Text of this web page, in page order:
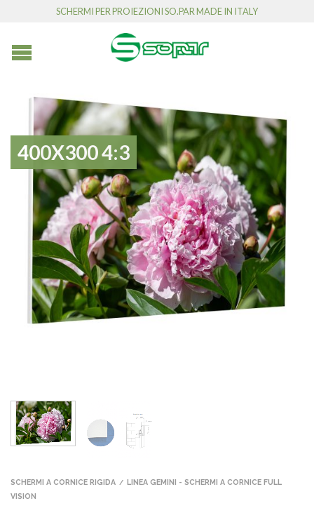
SCHERMI PER PROIEZIONI SO.PAR MADE IN ITALY
400X300 4:3
SCHERMI A CORNICE RIGIDA /
LINEA GEMINI - SCHERMI A CORNICE FULL
VISION